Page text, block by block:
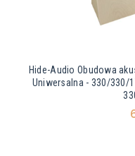
Hide-Audio Obudowa
Uniwersalna - 330/330/